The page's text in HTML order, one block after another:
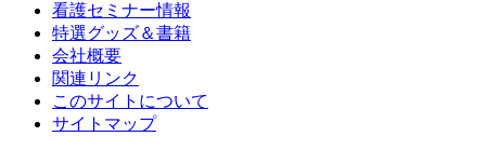
看護セミナー情報
特選グッズ＆書籍
会社概要
関連リンク
このサイトについて
サイトマップ